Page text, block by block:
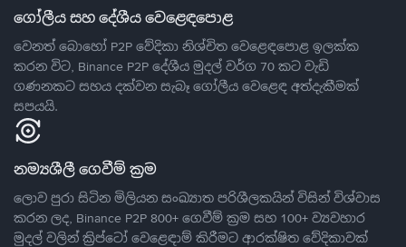
ගෝලීය සහ දේශීය වෙළෙඳපොළ
වෙනත් බොහෝ P2P වේදිකා නිශ්චිත වෙළෙඳපොළ ඉලක්ක
කරන විට, Binance P2P දේශීය මුදල් වර්ග 70 කට වැඩි
ගණනකට සහය දක්වන සැබෑ ගෝලීය වෙළෙඳ අත්දැකීමක්
සපයයි.
නම්‍යශීලී ගෙවීම් ක්‍රම
ලොව පුරා සිටින මිලියන සංඛ්‍යාත පරිශීලකයින් විසින් විශ්වාස
කරන ලද, Binance P2P 800+ ගෙවීම් ක්‍රම සහ 100+ ව්‍යවහාර
මුදල් වලින් ක්‍රිප්ටෝ වෙළෙඳාම් කිරීමට ආරක්ෂිත වේදිකාවක්